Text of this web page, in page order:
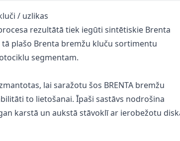
/ uzlikas
rezultātā tiek iegūti sintētiskie Brenta
plašo Brenta bremžu kluču sortimentu
segmentam.
lai saražotu šos BRENTA bremžu
to lietošanai. Īpaši sastāvs nodrošina
karstā un aukstā stāvoklī ar ierobežotu